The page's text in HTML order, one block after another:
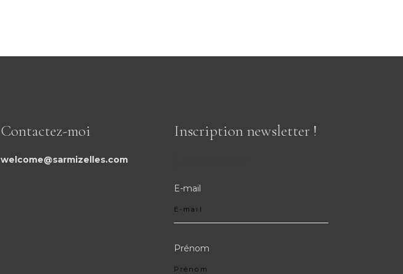
Contactez-moi
welcome@sarmizelles.com
Inscription newsletter !
E-mail
Prénom